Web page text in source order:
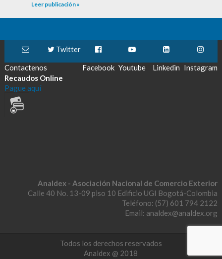
Leer publicación »
Contactenos
Twitter
Facebook Youtube Linkedin Instagram
Recaudos Online
Pague aquí
Analdex - Asociación Nacional de Comercio Exterior
Calle 40 No. 13-09 piso 10 Edificio UGI Bogotá-Colombia
Teléfono: (57) 601 794 2122
Email: analdex@analdex.org
Todos los derechos reservados
Analdex @ 2018